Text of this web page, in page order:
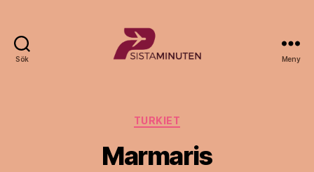
Sök Meny
Kategorier
TURKIET
Marmaris